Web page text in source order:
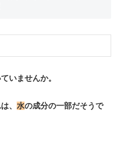
いませんか。
、 水の成分の一部だそうで